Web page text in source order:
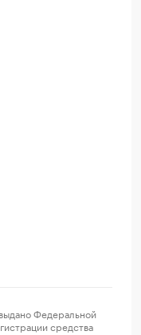
Федеральной
средства